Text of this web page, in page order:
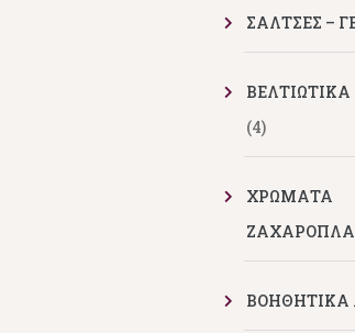
ΣΑΛΤΣΕΣ –
ΒΕΛΤΙΩΤΙΚΑ
(4)
ΧΡΩΜΑΤΑ
ΒΟΗΘΗΤΙΚΑ